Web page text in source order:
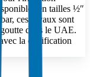
en tailles ½″
ces tuyaux sont
dans le UAE.
la certification